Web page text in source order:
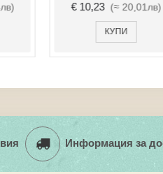
(≈ 26,50лв)
Информация за